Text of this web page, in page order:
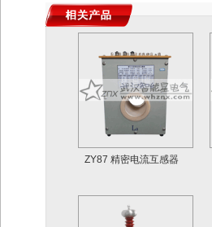
ZY87 精密电流互感器